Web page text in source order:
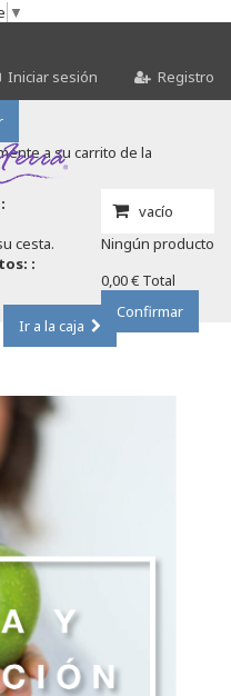
▼
Iniciar sesión Registro
vacío
Ningún producto
0,00 € Total
Confirmar
a su carrito de la
cesta.
:
Ir a la caja